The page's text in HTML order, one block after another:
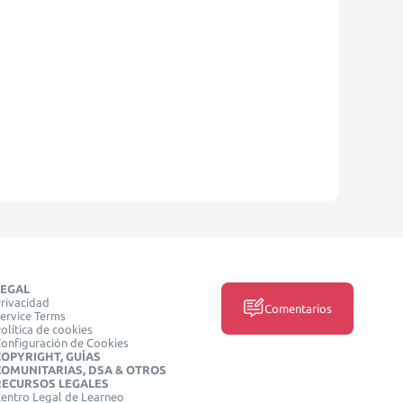
Terms
de cookies
de Cookies
GUÍAS
DSA & OTROS
LEGALES
Legal de Learneo
Comentarios